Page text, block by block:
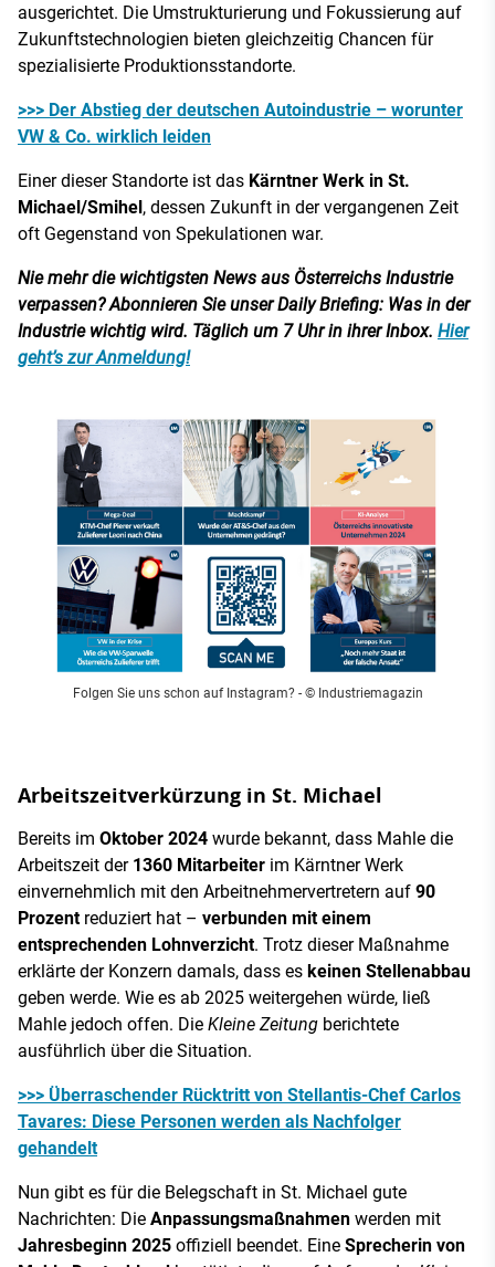
ausgerichtet. Die Umstrukturierung und Fokussierung auf
Zukunftstechnologien bieten gleichzeitig Chancen für
spezialisierte Produktionsstandorte.
>>> Der Abstieg der deutschen Autoindustrie – worunter
VW & Co. wirklich leiden
Einer dieser Standorte ist das Kärntner Werk in St.
Michael/Smihel, dessen Zukunft in der vergangenen Zeit
oft Gegenstand von Spekulationen war.
Nie mehr die wichtigsten News aus Österreichs Industrie
verpassen? Abonnieren Sie unser Daily Briefing: Was in der
Industrie wichtig wird. Täglich um 7 Uhr in ihrer Inbox. Hier
geht’s zur Anmeldung!
Folgen Sie uns schon auf Instagram?- © Industriemagazin
Arbeitszeitverkürzung in St. Michael
Bereits im Oktober 2024 wurde bekannt, dass Mahle die
Arbeitszeit der 1360 Mitarbeiter im Kärntner Werk
einvernehmlich mit den Arbeitnehmervertretern auf 90
Prozentreduziert hat – verbunden mit einem
entsprechenden Lohnverzicht. Trotz dieser Maßnahme
erklärte der Konzern damals, dass es keinen Stellenabbau
geben werde. Wie es ab 2025 weitergehen würde, ließ
Mahle jedoch offen. Die Kleine Zeitung berichtete
ausführlich über die Situation.
>>> Überraschender Rücktritt von Stellantis-Chef Carlos
Tavares: Diese Personen werden als Nachfolger
gehandelt
Nun gibt es für die Belegschaft in St. Michael gute
Nachrichten: Die Anpassungsmaßnahmen werden mit
Jahresbeginn 2025 offiziell beendet. Eine Sprecherin von